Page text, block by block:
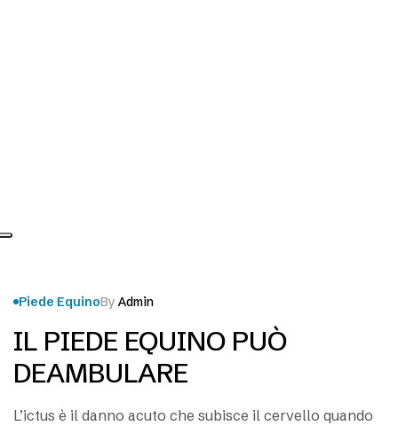
Piede EquinoBy Admin
IL PIEDE EQUINO PUÒ
DEAMBULARE
L’ictus è il danno acuto che subisce il cervello quando